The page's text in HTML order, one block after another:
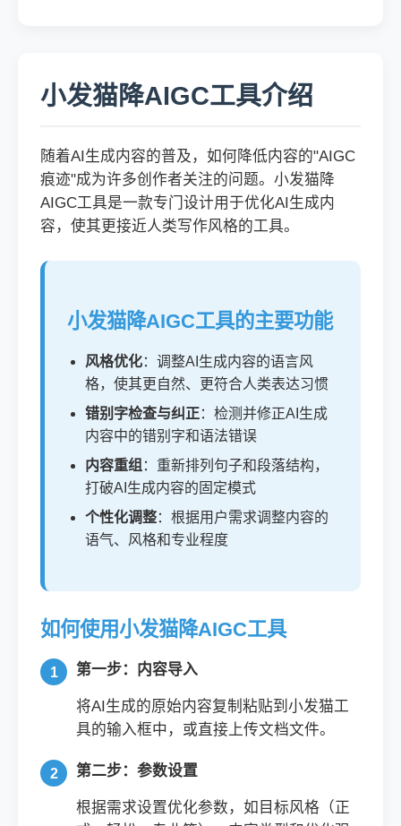
小发猫降AIGC工具介绍
随着AI生成内容的普及，如何降低内容的"AIGC
痕迹"成为许多创作者关注的问题。小发猫降
AIGC工具是一款专门设计用于优化AI生成内
容，使其更接近人类写作风格的工具。
小发猫降AIGC工具的主要功能
风格优化：调整AI生成内容的语言风
格，使其更自然、更符合人类表达习惯
错别字检查与纠正：检测并修正AI生成
内容中的错别字和语法错误
内容重组 ：重新排列句子和段落结构，
打破AI生成内容的固定模式
个性化调整：根据用户需求调整内容的
语气、风格和专业程度
如何使用小发猫降AIGC工具
第一步：内容导入
将AI生成的原始内容复制粘贴到小发猫工
具的输入框中，或直接上传文档文件。
第二步：参数设置
根据需求设置优化参数，如目标风格（正